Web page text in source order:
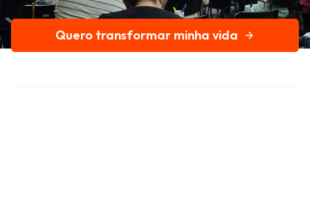
Quero transformar minha vida